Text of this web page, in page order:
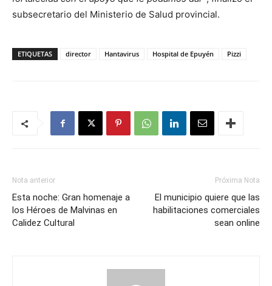
subsecretario del Ministerio de Salud provincial.
ETIQUETAS director Hantavirus Hospital de Epuyén Pizzi
Nota anterior
Esta noche: Gran homenaje a
los Héroes de Malvinas en
Calidez Cultural
Próxima Nota
El municipio quiere que las
habilitaciones comerciales
sean online